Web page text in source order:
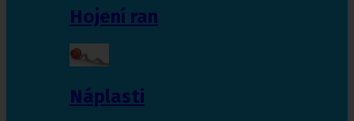
Hojení ran
Náplasti